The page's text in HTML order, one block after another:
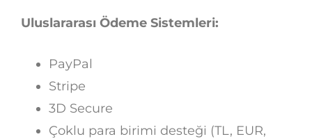
Uluslararası Ödeme Sistemleri:
PayPal
Stripe
3D Secure
Çoklu para birimi desteği (TL, EUR,